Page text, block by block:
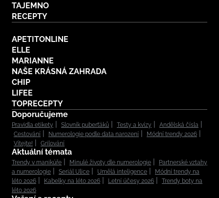
TAJEMNO
RECEPTY
APETITONLINE
ELLE
MARIANNE
NAŠE KRÁSNÁ ZAHRADA
CHIP
LIFEE
TOPRECEPTY
Doporučujeme
Pravidla etikety Slovník puberťáků Testy a kvízy
Andělská čísla
Cestování
Numerologie podle data narození
Módní trendy 2026
Vítejte!
Grilování
Aktuální témata
Trendy v manikúře Minulé životy dle numerologie
Partnerské vztahy
a numerologie
Seriál Ulice Umělá inteligence
Módní trendy na
léto 2026
Kabelky na léto 2026 Letní účesy 2026
Trendy boty na
léto 2026